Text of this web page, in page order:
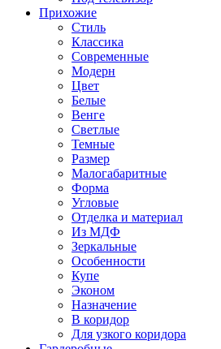
Прихожие
Стиль
Классика
Современные
Модерн
Цвет
Белые
Венге
Светлые
Темные
Размер
Малогабаритные
Форма
Угловые
Отделка и материал
Из МДФ
Зеркальные
Особенности
Купе
Эконом
Назначение
В коридор
Для узкого коридора